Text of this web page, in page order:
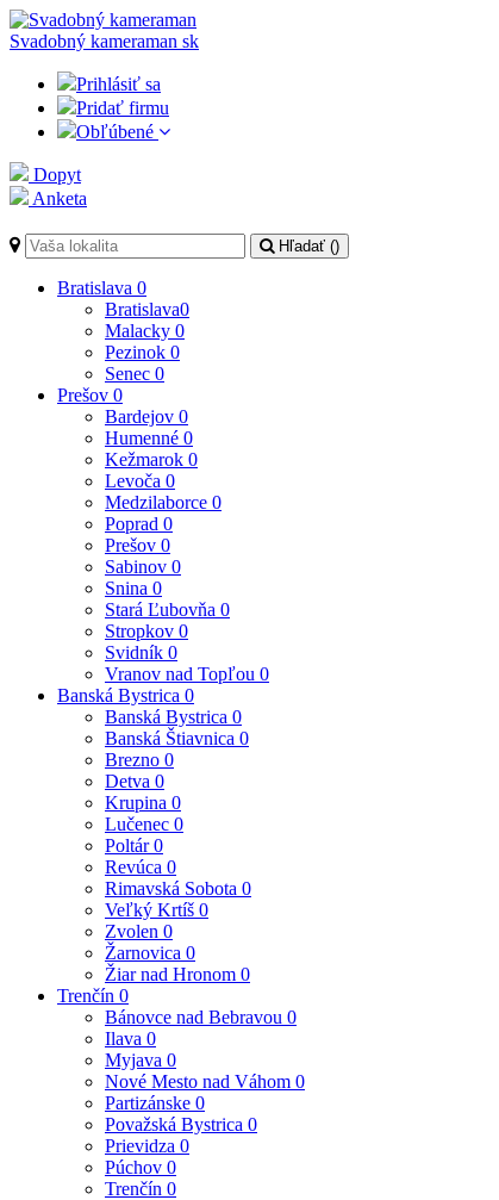
Svadobný kameraman sk
Prihlásiť sa
Pridať firmu
Obľúbené
Dopyt
Anketa
Hľadať ()
Bratislava 0
Bratislava0
Malacky 0
Pezinok 0
Senec 0
Prešov 0
Bardejov 0
Humenné 0
Kežmarok 0
Levoča 0
Medzilaborce 0
Poprad 0
Prešov 0
Sabinov 0
Snina 0
Stará Ľubovňa 0
Stropkov 0
Svidník 0
Vranov nad Topľou 0
Banská Bystrica 0
Banská Bystrica 0
Banská Štiavnica 0
Brezno 0
Detva 0
Krupina 0
Lučenec 0
Poltár0
Revúca 0
Rimavská Sobota 0
Veľký Krtíš 0
Zvolen 0
Žarnovica 0
Žiar nad Hronom 0
Trenčín 0
Bánovce nad Bebravou 0
Ilava 0
Myjava 0
Nové Mesto nad Váhom 0
Partizánske 0
Považská Bystrica 0
Prievidza 0
Púchov 0
Trenčín 0